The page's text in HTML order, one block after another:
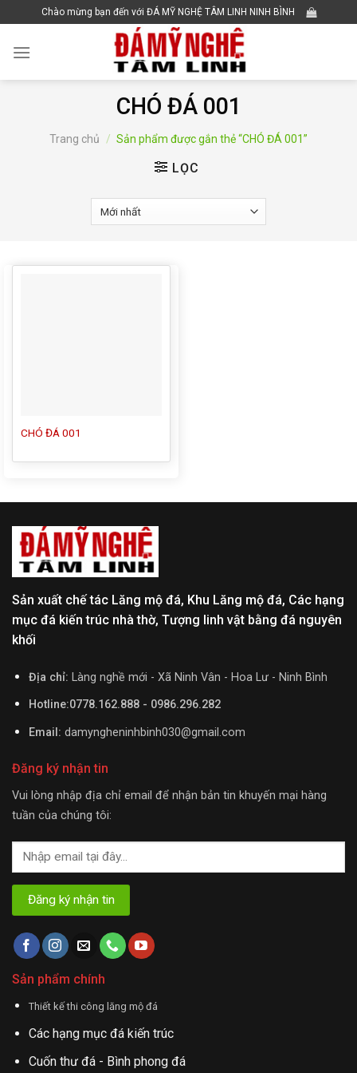
to
content
Chào mừng bạn đến với ĐÁ MỸ NGHỆ TÂM LINH NINH BÌNH
CHÓ ĐÁ 001
Trang chủ / Sản phẩm được gắn thẻ “CHÓ ĐÁ 001”
LỌC
CHÓ ĐÁ 001
Sản xuất chế tác Lăng mộ đá, Khu Lăng mộ đá, Các hạng
mục đá kiến trúc nhà thờ, Tượng linh vật bằng đá nguyên
khối
Địa chỉ: Làng nghề mới - Xã Ninh Vân - Hoa Lư - Ninh Bình
Hotline:0778.162.888 - 0986.296.282
Email: damyngheninhbinh030@gmail.com
Đăng ký nhận tin
Vui lòng nhập địa chỉ email để nhận bản tin khuyến mại hàng
tuần của chúng tôi:
Sản phẩm chính
Thiết kế thi công lăng mộ đá
Các hạng mục đá kiến trúc
Cuốn thư đá - Bình phong đá